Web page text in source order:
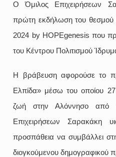
O Όμιλος Επιχειρήσεων
πρώτη εκδήλωση του θεσμού
2024 by HOPEgenesis που
του Κέντρου Πολιτισμού
H
βράβευση αφορούσε το
Ελπίδα» μέσω του οποίου
ζωή στην Αλόννησο από
Επιχειρήσεων Σαρακάκη
προσπάθεια να συμβάλλει
διογκούμενου δημογραφικού